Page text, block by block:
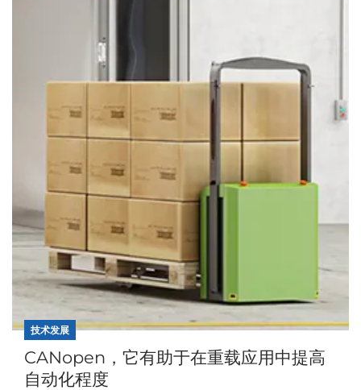
技术发展
CANopen，它有助于在重载应用中提高
自动化程度